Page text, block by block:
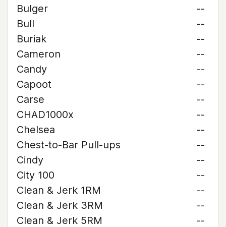
Bulger
--
Bull
--
Buriak
--
Cameron
--
Candy
--
Capoot
--
Carse
--
CHAD1000x
--
Chelsea
--
Chest-to-Bar Pull-ups
--
Cindy
--
City 100
--
Clean & Jerk 1RM
--
Clean & Jerk 3RM
--
Clean & Jerk 5RM
--